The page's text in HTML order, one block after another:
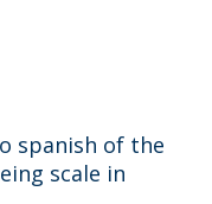
spanish of the
scale in